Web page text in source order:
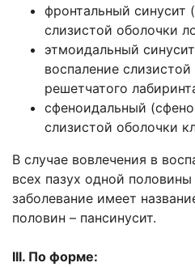
фронтальный синусит
слизистой оболочки
этмоидальный
воспаление
решетчатого
сфеноидальный
слизистой оболочки
В случае вовлечения в
всех пазух одной
заболевание имеет
половин – пансинусит.
III. По форме: